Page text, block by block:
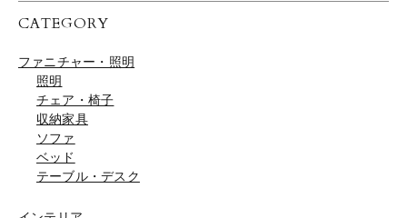
CATEGORY
ファニチャー・照明
照明
チェア・椅子
収納家具
ソファ
ベッド
テーブル・デスク